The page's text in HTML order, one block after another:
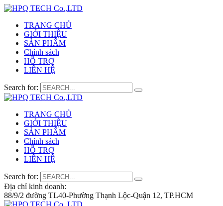
TRANG CHỦ
GIỚI THIỆU
SẢN PHẨM
Chính sách
HỖ TRỢ
LIÊN HỆ
Search for:
TRANG CHỦ
GIỚI THIỆU
SẢN PHẨM
Chính sách
HỖ TRỢ
LIÊN HỆ
Search for:
Địa chỉ kinh doanh:
88/9/2 đường TL40-Phường Thạnh Lộc-Quận 12, TP.HCM